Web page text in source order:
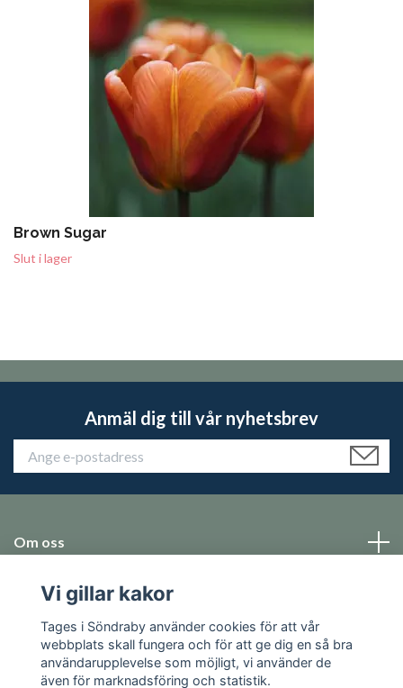
Brown Sugar
Slut i lager
Anmäl dig till vår nyhetsbrev
Om oss
Emballage
Sociala medier
Vi gillar kakor
Tages i Söndraby använder cookies för att vår
webbplats skall fungera och för att ge dig en så bra
användarupplevelse som möjligt, vi använder de
även för marknadsföring och statistik.